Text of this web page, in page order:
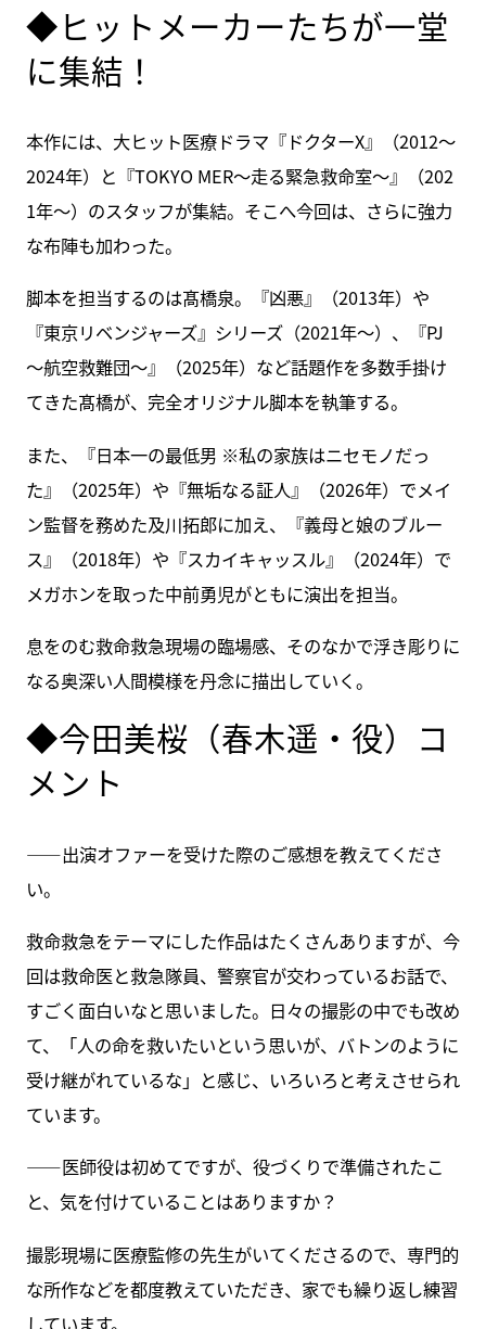
◆ヒットメーカーたちが一堂
に集結！
本作には、大ヒット医療ドラマ『ドクターX』（2012～
2024年）と『TOKYO MER～走る緊急救命室～』（202
1年～）のスタッフが集結。そこへ今回は、さらに強力
な布陣も加わった。
脚本を担当するのは髙橋泉。『凶悪』（2013年）や
『東京リベンジャーズ』シリーズ（2021年～）、『PJ
～航空救難団～』（2025年）など話題作を多数手掛け
てきた髙橋が、完全オリジナル脚本を執筆する。
また、『日本一の最低男 ※私の家族はニセモノだっ
た』（2025年）や『無垢なる証人』（2026年）でメイ
ン監督を務めた及川拓郎に加え、『義母と娘のブルー
ス』（2018年）や『スカイキャッスル』（2024年）で
メガホンを取った中前勇児がともに演出を担当。
息をのむ救命救急現場の臨場感、そのなかで浮き彫りに
なる奥深い人間模様を丹念に描出していく。
◆今田美桜（春木遥・役）コ
メント
――出演オファーを受けた際のご感想を教えてくださ
い。
救命救急をテーマにした作品はたくさんありますが、今
回は救命医と救急隊員、警察官が交わっているお話で、
すごく面白いなと思いました。日々の撮影の中でも改め
て、「人の命を救いたいという思いが、バトンのように
受け継がれているな」と感じ、いろいろと考えさせられ
ています。
――医師役は初めてですが、役づくりで準備されたこ
と、気を付けていることはありますか？
撮影現場に医療監修の先生がいてくださるので、専門的
な所作などを都度教えていただき、家でも繰り返し練習
しています。